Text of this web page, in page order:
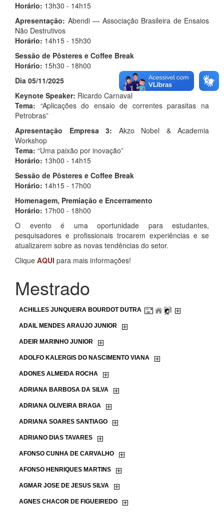
Horário: 13h30 - 14h15
Apresentação: Abendi — Associação Brasileira de Ensaios
Não Destrutivos
Horário: 14h15 - 15h30
Sessão de Pôsteres e Coffee Break
Horário: 15h30 - 18h00
Dia 05/11/2025
Keynote Speaker: Ricardo Carnaval
Tema: “Aplicações do ensaio de correntes parasitas na
Petrobras”
Apresentação Empresa 3: Akzo Nobel & Academia
Workshop
Tema: “Uma paixão por inovação”
Horário: 13h00 - 14h15
Sessão de Pôsteres e Coffee Break
Horário: 14h15 - 17h00
Homenagem, Premiação e Encerramento
Horário: 17h00 - 18h00
O evento é uma oportunidade para estudantes,
pesquisadores e profissionais trocarem experiências e se
atualizarem sobre as novas tendências do setor.
Clique AQUI para mais informações!
Mestrado